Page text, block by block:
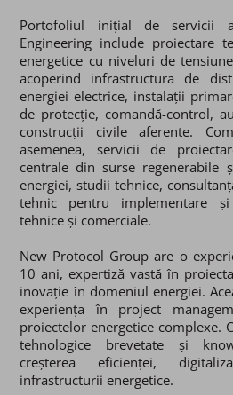
Portofoliul inițial de servicii
Engineering include proiectare
energetice cu niveluri de
acoperind infrastructura de
energiei electrice, instalații
de protecție, comandă-control,
construcții civile aferente.
asemenea, servicii de
centrale din surse regenerabile
energiei, studii tehnice,
tehnic pentru implementare
tehnice și comerciale.
New Protocol Group are o
10 ani, expertiză vastă în
inovație în domeniul energiei.
experiența în project
proiectelor energetice complexe.
tehnologice brevetate și
creșterea eficienței,
infrastructurii energetice.